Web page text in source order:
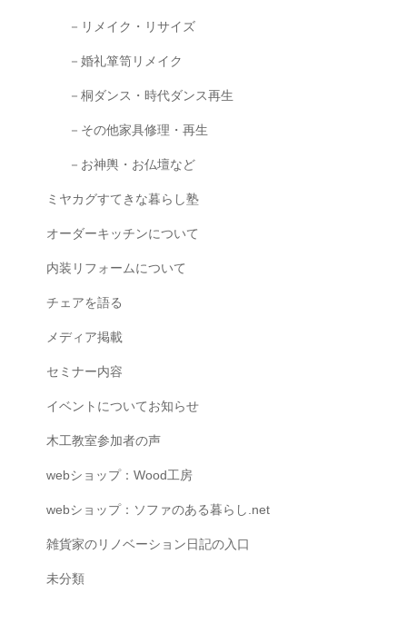
－リメイク・リサイズ
－婚礼箪笥リメイク
－桐ダンス・時代ダンス再生
－その他家具修理・再生
－お神輿・お仏壇など
ミヤカグすてきな暮らし塾
オーダーキッチンについて
内装リフォームについて
チェアを語る
メディア掲載
セミナー内容
イベントについてお知らせ
木工教室参加者の声
webショップ：Wood工房
webショップ：ソファのある暮らし.net
雑貨家のリノベーション日記の入口
未分類